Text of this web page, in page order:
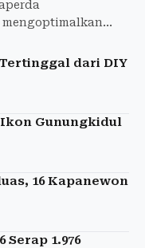
dari DIY
Gunungkidul
16 Kapanewon
1.976